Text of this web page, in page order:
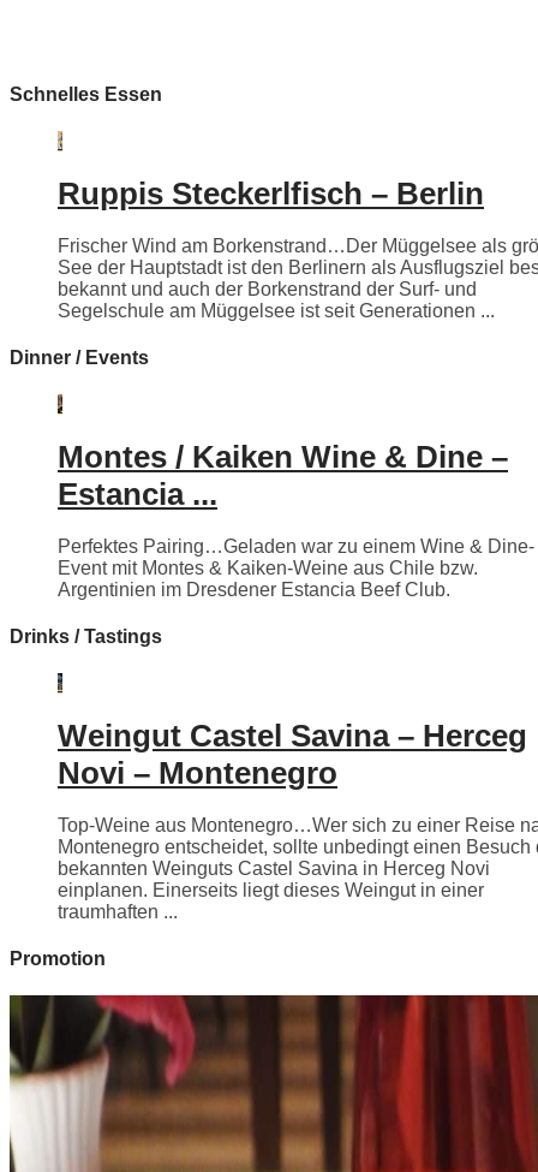
Schnelles Essen
Ruppis Steckerlfisch – Berlin
Frischer Wind am Borkenstrand…Der Müggelsee als
See der Hauptstadt ist den Berlinern als Ausflugsziel
bekannt und auch der Borkenstrand der Surf- und
Segelschule am Müggelsee ist seit Generationen ...
Dinner / Events
Montes / Kaiken Wine & Dine –
Estancia ...
Perfektes Pairing…Geladen war zu einem Wine & Dine-
Event mit Montes & Kaiken-Weine aus Chile bzw.
Argentinien im Dresdener Estancia Beef Club.
Drinks / Tastings
Weingut Castel Savina – Herceg
Novi – Montenegro
Top-Weine aus Montenegro…Wer sich zu einer Reise
Montenegro entscheidet, sollte unbedingt einen Besuch
bekannten Weinguts Castel Savina in Herceg Novi
einplanen. Einerseits liegt dieses Weingut in einer
traumhaften ...
Promotion